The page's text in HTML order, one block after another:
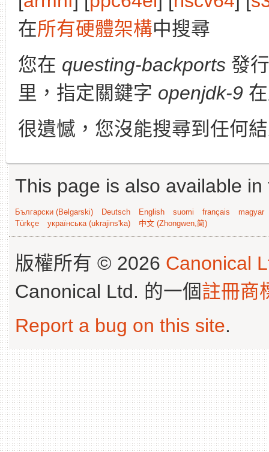
在所有硬體架構中搜尋
您在 questing-backports 發
里，指定關鍵字 openjdk-9
很遺憾，您沒能搜尋到任何
This page is also available
Български (Bəlgarski) Deutsch English suomi français
magyar
Türkçe
українська (ukrajins'ka) 中文 (Zhongwen,简)
版權所有 © 2026 Canonical
Canonical Ltd. 的一個註冊商
Report a bug on this site.